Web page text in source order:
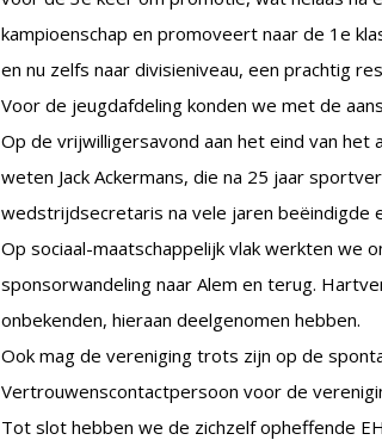
kampioenschap en promoveert naar de 1e
en nu zelfs naar divisieniveau, een prachtig
Voor de jeugdafdeling konden we met de
Op de vrijwilligersavond aan het eind van
weten Jack Ackermans, die na 25 jaar
wedstrijdsecretaris na vele jaren beëindigde
Op sociaal-maatschappelijk vlak werkten we
sponsorwandeling naar Alem en terug.
onbekenden, hieraan deelgenomen hebben.
Ook mag de vereniging trots zijn op de
Vertrouwenscontactpersoon voor de
Tot slot hebben we de zichzelf opheffende